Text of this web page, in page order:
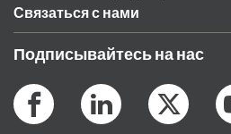
Связаться с нами
Подписывайтесь на нас